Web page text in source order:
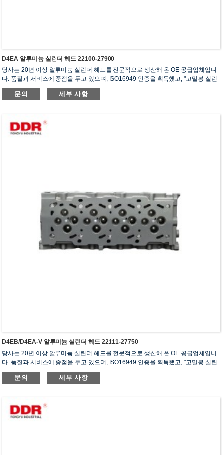
D4EA 알루미늄 실린더 헤드 22100-27900
당사는 20년 이상 알루미늄 실린더 헤드를 전문적으로 생산해 온 OE 공급업체입니
다. 품질과 서비스에 중점을 두고 있으며, ISO16949 인증을 획득했고, "고밀봉 실린
더 헤드", "긴 수명 실린더 헤드" 등 5건의 실용신안 특허를 보유하고 있습니다.
문의 세부 사항
D4EB/D4EA-V 알루미늄 실린더 헤드 22111-27750
당사는 20년 이상 알루미늄 실린더 헤드를 전문적으로 생산해 온 OE 공급업체입니
다. 품질과 서비스에 중점을 두고 있으며, ISO16949 인증을 획득했고, "고밀봉 실린
더 헤드", "긴 수명 실린더 헤드" 등 5건의 실용신안 특허를 보유하고 있습니다.
문의 세부 사항